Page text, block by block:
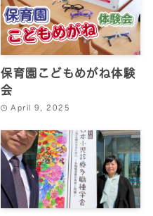
保育園こどもめがね体験
会
April 9, 2025